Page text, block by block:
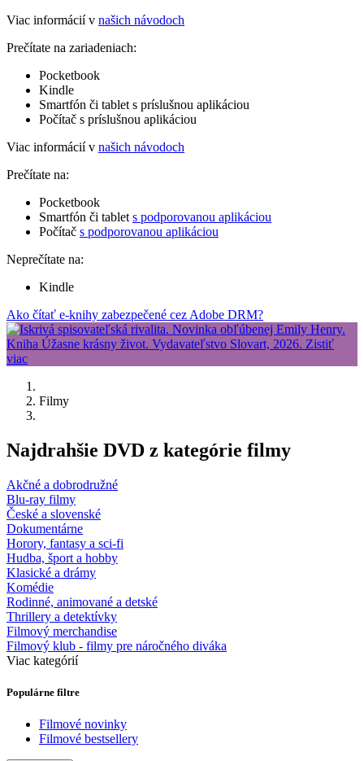
Viac informácií v našich návodoch
Prečítate na zariadeniach:
Pocketbook
Kindle
Smartfón či tablet s príslušnou aplikáciou
Počítač s príslušnou aplikáciou
Viac informácií v našich návodoch
Prečítate na:
Pocketbook
Smartfón či tablet s podporovanou aplikáciou
Počítač s podporovanou aplikáciou
Neprečítate na:
Kindle
Ako čítať e-knihy zabezpečené cez Adobe DRM?
Filmy
Najdrahšie DVD z kategórie filmy
Akčné a dobrodružné
Blu-ray filmy
České a slovenské
Dokumentárne
Horory, fantasy a sci-fi
Hudba, šport a hobby
Klasické a drámy
Komédie
Rodinné, animované a detské
Thrillery a detektívky
Filmový merchandise
Filmový klub - filmy pre náročného diváka
Viac kategórií
Populárne filtre
Filmové novinky
Filmové bestsellery